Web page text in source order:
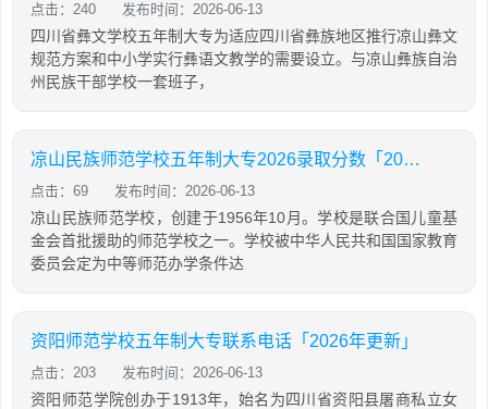
点击：240 发布时间：2026-06-13
四川省彝文学校五年制大专为适应四川省彝族地区推行凉山彝文
规范方案和中小学实行彝语文教学的需要设立。与凉山彝族自治
州民族干部学校一套班子，
凉山民族师范学校五年制大专2026录取分数「2026年更新」
点击：69 发布时间：2026-06-13
凉山民族师范学校，创建于1956年10月。学校是联合国儿童基
金会首批援助的师范学校之一。学校被中华人民共和国国家教育
委员会定为中等师范办学条件达
资阳师范学校五年制大专联系电话「2026年更新」
点击：203 发布时间：2026-06-13
资阳师范学院创办于1913年，始名为四川省资阳县屠商私立女